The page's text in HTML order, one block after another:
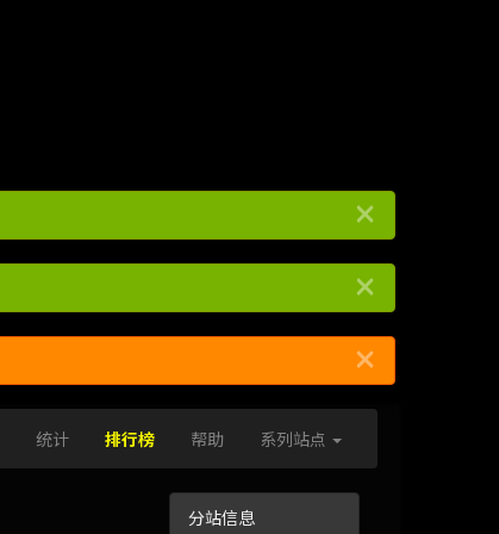
×
×
×
统计 排行榜 帮助 系列站点
分站信息